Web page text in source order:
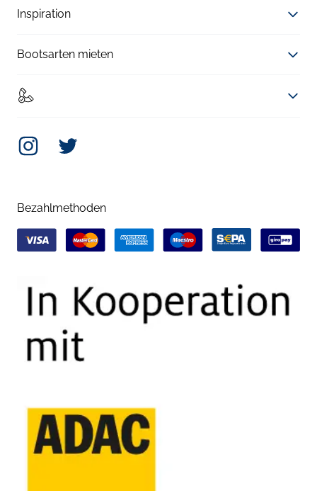
Inspiration
Bootsarten mieten
InstagramTwitter
Bezahlmethoden